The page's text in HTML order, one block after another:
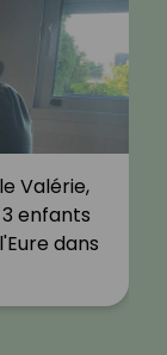
Valérie,
enfants
dans